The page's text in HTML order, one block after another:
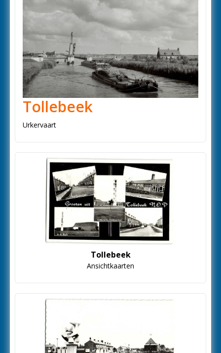
Tollebeek
Urkervaart
Tollebeek
Ansichtkaarten